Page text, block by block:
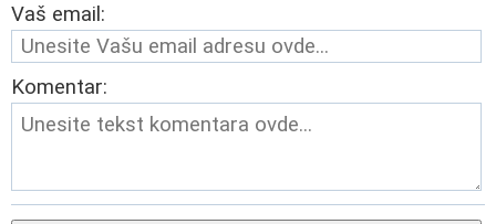
Vaš email:
Komentar: